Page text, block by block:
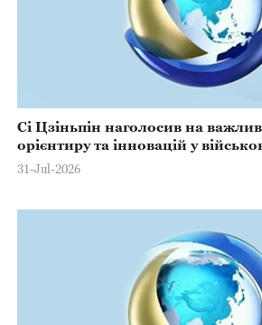
Сі Цзіньпін наголосив на
орієнтиру та інновацій у
31-Jul-2026